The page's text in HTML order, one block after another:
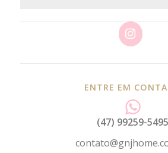
ENTRE EM
(47) 99259-5495